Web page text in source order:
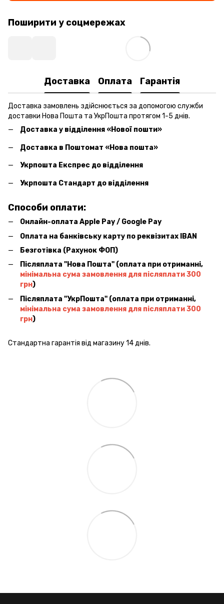
Поширити у соцмережах
Доставка Оплата Гарантія
Доставка замовлень здійснюється за допомогою служби
доставки Нова Пошта та УкрПошта протягом 1-5 днів.
Доставка у відділення «Нової пошти»
Доставка в Поштомат «Нова пошта»
Укрпошта Експрес до відділення
Укрпошта Стандарт до відділення
Способи оплати:
Онлайн-оплата Apple Pay / Google Pay
Оплата на банківську карту по реквізитах IBAN
Безготівка (Рахунок ФОП)
Післяплата ''Нова Пошта'' (оплата при отриманні,
мінімальна сума замовлення для післяплати 300
грн)
Післяплата ''УкрПошта'' (оплата при отриманні,
мінімальна сума замовлення для післяплати 300
грн)
Стандартна гарантія від магазину 14 днів.